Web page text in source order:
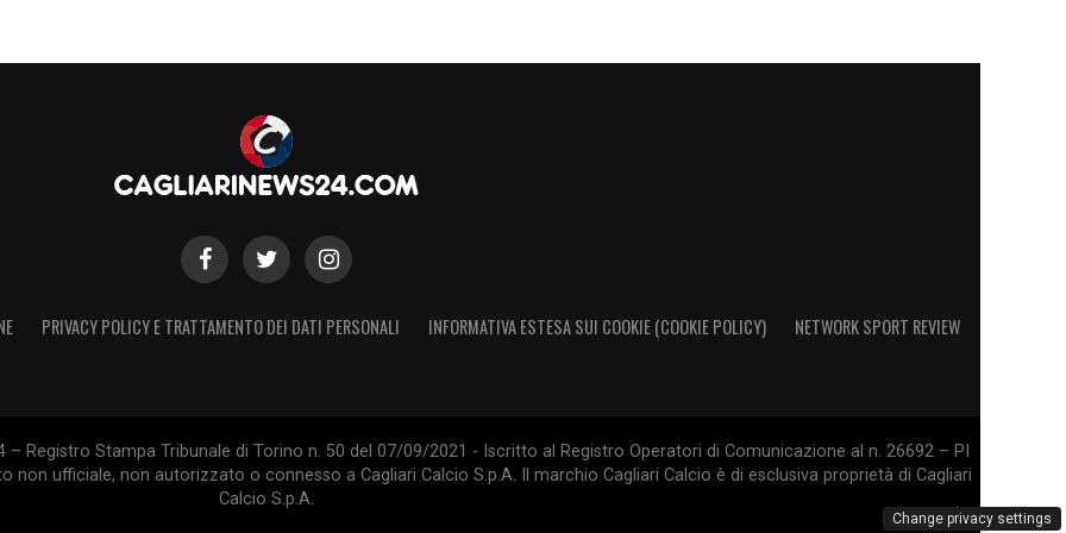
PRIVACY POLICY E TRATTAMENTO DEI DATI PERSONALI INFORMATIVA ESTESA SUI COOKIE (COOKIE POLICY) NETWORK SPORT REVIEW
Registro Stampa Tribunale di Torino n. 50 del 07/09/2021 - Iscritto al Registro Operatori di Comunicazione al n. 26692 – PI
non ufficiale, non autorizzato o connesso a Cagliari Calcio S.p.A. Il marchio Cagliari Calcio è di esclusiva proprietà di Cagliari
Calcio S.p.A.
Change privacy settings